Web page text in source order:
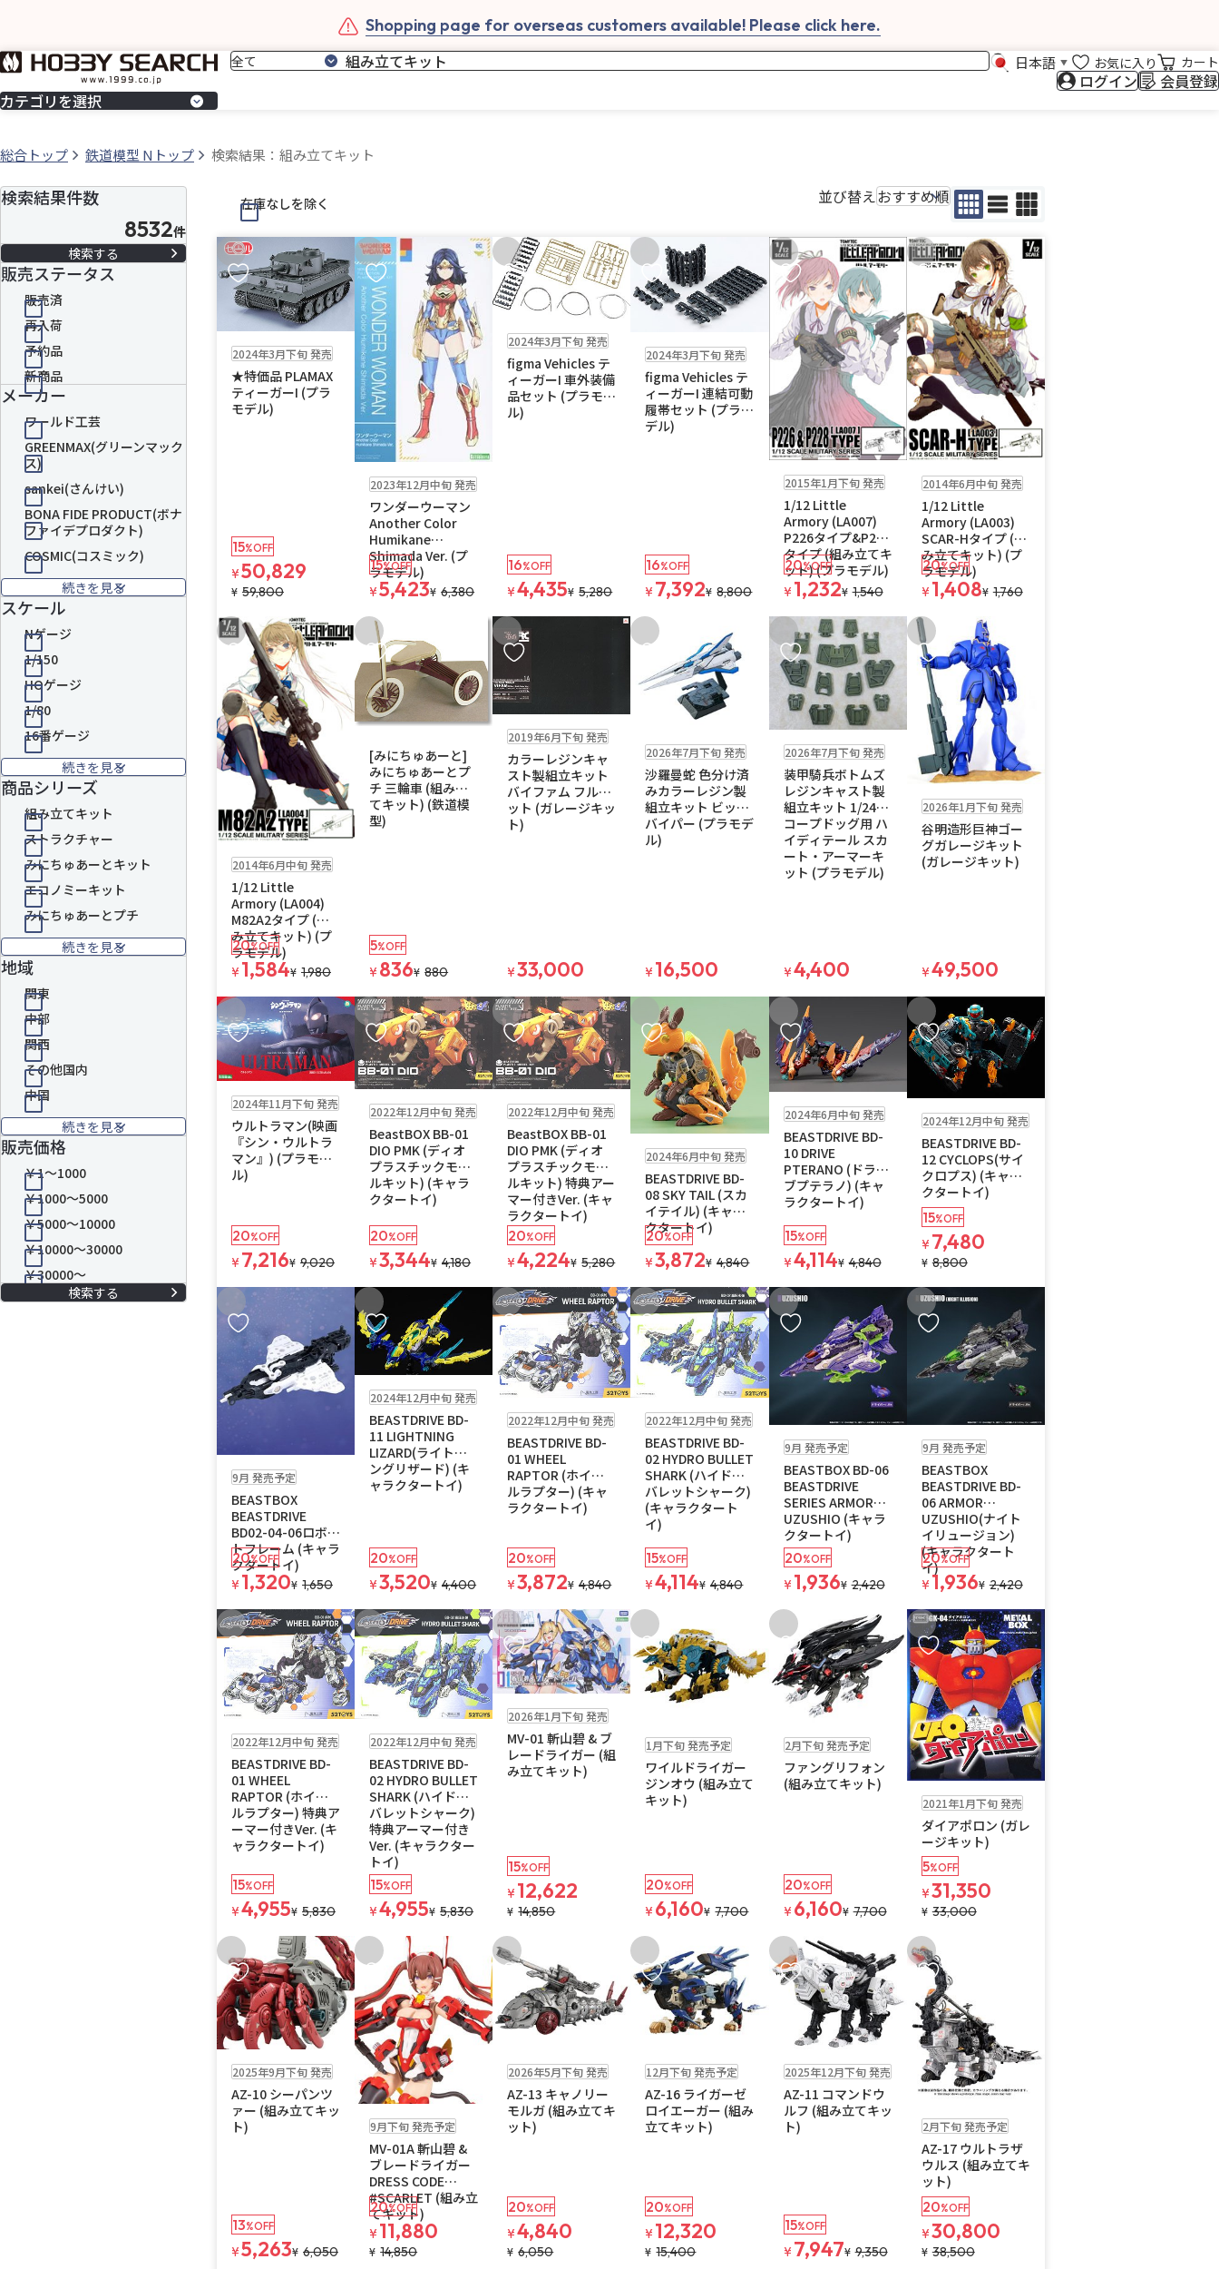
Shopping page for overseas customers available! Please click here.
カテゴリを選択
日本語 ▼ お気に入り カート
ログイン 会員登録
総合トップ 鉄道模型 Nトップ 検索結果：組み立てキット
検索結果件数
8532件
販売ステータス
販売済
再入荷
予約品
新商品
メーカー
ワールド工芸
GREENMAX(グリーンマック
ス)
sankei(さんけい)
BONA FIDE PRODUCT(ボナ
ファイデプロダクト)
COSMIC(コスミック)
続きを見る
スケール
Nゲージ
1/150
HOゲージ
1/80
16番ゲージ
続きを見る
商品シリーズ
組み立てキット
ストラクチャー
みにちゅあーとキット
エコノミーキット
みにちゅあーとプチ
続きを見る
地域
関東
中部
関西
その他国内
中国
続きを見る
販売価格
￥1～1000
￥1000～5000
￥5000～10000
￥10000～30000
￥30000～
在庫なしを除く 並び替え
セール
お気に入りに追加
2024年3月下旬 発売
★特価品 PLAMAX
ティーガーI (プラ
モデル)
15%OFF
¥50,829
¥ 59,800
お気に入りに追加
2023年12月中旬 発売
ワンダーウーマン
Another Color
Humikane
Shimada Ver. (プ
ラモデル)
15%OFF
¥5,423¥ 6,380
お気に入りに追加
2024年3月下旬 発売
figma Vehicles テ
ィーガーI 車外装備
品セット (プラモデ
ル)
16%OFF
¥4,435¥ 5,280
お気に入りに追加
2024年3月下旬 発売
figma Vehicles テ
ィーガーI 連結可動
履帯セット (プラモ
デル)
16%OFF
¥ 7,392¥ 8,800
お気に入りに追加
2015年1月下旬 発売
1/12 Little
Armory (LA007)
P226タイプ&P228
タイプ (組み立てキ
ット) (プラモデル)
20%OFF
¥ 1,232¥ 1,540
お気に入りに追加
2014年6月中旬 発売
1/12 Little
Armory (LA003)
SCAR-Hタイプ (組
み立てキット) (プ
ラモデル)
20%OFF
¥ 1,408¥ 1,760
お気に入りに追加
2014年6月中旬 発売
1/12 Little
Armory (LA004)
M82A2タイプ (組
み立てキット) (プ
ラモデル)
20%OFF
¥ 1,584¥ 1,980
お気に入りに追加
[みにちゅあーと]
みにちゅあーとプ
チ 三輪車 (組み立
てキット) (鉄道模
型)
5%OFF
¥ 836¥ 880
お気に入りに追加
2019年6月下旬 発売
カラーレジンキャ
スト製組立キット
バイファム フルセ
ット (ガレージキッ
ト)
¥33,000
お気に入りに追加
2026年7月下旬 発売
沙羅曼蛇 色分け済
みカラーレジン製
組立キット ビック
バイパー (プラモデ
ル)
¥ 16,500
お気に入りに追加
2026年7月下旬 発売
装甲騎兵ボトムズ
レジンキャスト製
組立キット 1/24ス
コープドッグ用 ハ
イディテール スカ
ート・アーマーキ
ット (プラモデル)
¥4,400
お気に入りに追加
2026年1月下旬 発売
谷明造形巨神ゴー
グガレージキット
(ガレージキット)
¥49,500
お気に入りに追加
2024年11月下旬 発売
ウルトラマン(映画
『シン・ウルトラ
マン』) (プラモデ
ル)
20%OFF
¥ 7,216¥ 9,020
お気に入りに追加
2022年12月中旬 発売
BeastBOX BB-01
DIO PMK (ディオ
プラスチックモデ
ルキット) (キャラ
クタートイ)
20%OFF
¥3,344¥ 4,180
お気に入りに追加
2022年12月中旬 発売
BeastBOX BB-01
DIO PMK (ディオ
プラスチックモデ
ルキット) 特典アー
マー付きVer. (キャ
ラクタートイ)
20%OFF
¥4,224¥ 5,280
お気に入りに追加
2024年6月中旬 発売
BEASTDRIVE BD-
08 SKY TAIL (スカ
イテイル) (キャラ
クタートイ)
20%OFF
¥3,872¥ 4,840
お気に入りに追加
2024年6月中旬 発売
BEASTDRIVE BD-
10 DRIVE
PTERANO (ドライ
ブプテラノ) (キャ
ラクタートイ)
15%OFF
¥4,114¥ 4,840
お気に入りに追加
2024年12月中旬 発売
BEASTDRIVE BD-
12 CYCLOPS(サイ
クロプス) (キャラ
クタートイ)
15%OFF
¥ 7,480
¥ 8,800
お気に入りに追加
9月 発売予定
BEASTBOX
BEASTDRIVE
BD02-04-06ロボッ
トフレーム (キャラ
クタートイ)
20%OFF
¥ 1,320¥ 1,650
お気に入りに追加
2024年12月中旬 発売
BEASTDRIVE BD-
11 LIGHTNING
LIZARD(ライトニ
ングリザード) (キ
ャラクタートイ)
20%OFF
¥3,520¥ 4,400
お気に入りに追加
2022年12月中旬 発売
BEASTDRIVE BD-
01 WHEEL
RAPTOR (ホイー
ルラプター) (キャ
ラクタートイ)
20%OFF
¥3,872¥ 4,840
お気に入りに追加
2022年12月中旬 発売
BEASTDRIVE BD-
02 HYDRO BULLET
SHARK (ハイドロ
バレットシャーク)
(キャラクタート
イ)
15%OFF
¥4,114¥ 4,840
お気に入りに追加
9月 発売予定
BEASTBOX BD-06
BEASTDRIVE
SERIES ARMOR
UZUSHIO (キャラ
クタートイ)
20%OFF
¥ 1,936¥ 2,420
お気に入りに追加
9月 発売予定
BEASTBOX
BEASTDRIVE BD-
06 ARMOR
UZUSHIO(ナイト
イリュージョン)
(キャラクタート
イ)
20%OFF
¥ 1,936¥ 2,420
お気に入りに追加
2022年12月中旬 発売
BEASTDRIVE BD-
01 WHEEL
RAPTOR (ホイー
ルラプター) 特典ア
ーマー付きVer. (キ
ャラクタートイ)
15%OFF
¥4,955¥ 5,830
お気に入りに追加
2022年12月中旬 発売
BEASTDRIVE BD-
02 HYDRO BULLET
SHARK (ハイドロ
バレットシャーク)
特典アーマー付き
Ver. (キャラクター
トイ)
15%OFF
¥4,955¥ 5,830
お気に入りに追加
2026年1月下旬 発売
MV-01 斬山碧 & ブ
レードライガー (組
み立てキット)
15%OFF
¥ 12,622
¥ 14,850
お気に入りに追加
1月下旬 発売予定
ワイルドライガー
ジンオウ (組み立て
キット)
20%OFF
¥ 6,160¥ 7,700
お気に入りに追加
2月下旬 発売予定
ファングリフォン
(組み立てキット)
20%OFF
¥ 6,160¥ 7,700
お気に入りに追加
2021年1月下旬 発売
ダイアポロン (ガレ
ージキット)
5%OFF
¥31,350
¥ 33,000
お気に入りに追加
2025年9月下旬 発売
AZ-10 シーパンツ
ァー (組み立てキッ
ト)
13%OFF
¥5,263¥ 6,050
お気に入りに追加
9月下旬 発売予定
MV-01A 斬山碧 &
ブレードライガー
DRESS CODE
#SCARLET (組み立
てキット)
20%OFF
¥ 11,880
¥ 14,850
お気に入りに追加
2026年5月下旬 発売
AZ-13 キャノリー
モルガ (組み立てキ
ット)
20%OFF
¥4,840
¥ 6,050
お気に入りに追加
12月下旬 発売予定
AZ-16 ライガーゼ
ロイエーガー (組み
立てキット)
20%OFF
¥ 12,320
¥ 15,400
お気に入りに追加
2025年12月下旬 発売
AZ-11 コマンドウ
ルフ (組み立てキッ
ト)
15%OFF
¥ 7,947¥ 9,350
お気に入りに追加
2月下旬 発売予定
AZ-17 ウルトラザ
ウルス (組み立てキ
ット)
20%OFF
¥30,800
¥ 38,500